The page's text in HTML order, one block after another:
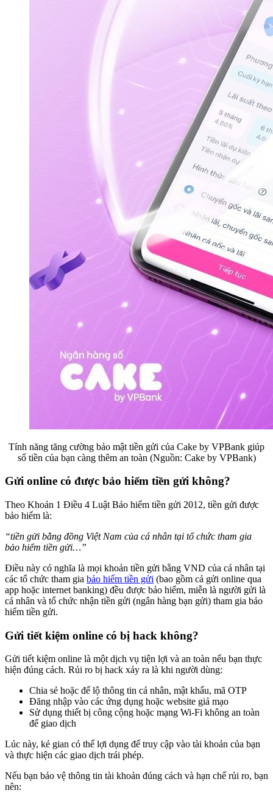
Tính năng tăng cường bảo mật tiền gửi của Cake by VPBank giúp
số tiền của bạn càng thêm an toàn (Nguồn: Cake by VPBank)
Gửi online có được bảo hiểm tiền gửi không?
Theo Khoản 1 Điều 4 Luật Bảo hiểm tiền gửi 2012, tiền gửi được
bảo hiểm là:
“tiền gửi bằng đồng Việt Nam của cá nhân tại tổ chức tham gia
bảo hiểm tiền gửi…”
Điều này có nghĩa là mọi khoản tiền gửi bằng VND của cá nhân tại
các tổ chức tham gia bảo hiểm tiền gửi (bao gồm cả gửi online qua
app hoặc internet banking) đều được bảo hiểm, miễn là người gửi là
cá nhân và tổ chức nhận tiền gửi (ngân hàng bạn gửi) tham gia bảo
hiểm tiền gửi.
Gửi tiết kiệm online có bị hack không?
Gửi tiết kiệm online là một dịch vụ tiện lợi và an toàn nếu bạn thực
hiện đúng cách. Rủi ro bị hack xảy ra là khi người dùng:
Chia sẻ hoặc để lộ thông tin cá nhân, mật khẩu, mã OTP
Đăng nhập vào các ứng dụng hoặc website giả mạo
Sử dụng thiết bị công cộng hoặc mạng Wi-Fi không an toàn
để giao dịch
Lúc này, kẻ gian có thể lợi dụng để truy cập vào tài khoản của bạn
và thực hiện các giao dịch trái phép.
Nếu bạn bảo vệ thông tin tài khoản đúng cách và hạn chế rủi ro, bạn
nên: